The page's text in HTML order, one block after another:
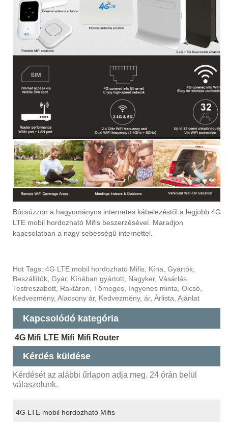
Búcsúzzon a hagyományos internetes kábelezéstől a legjobb 4G
LTE mobil hordozható Mifis beszerzésével. Maradjon
kapcsolatban a nagy sebességű internettel.
Hot Tags: 4G LTE mobil hordozható Mifis, Kína, Gyártók,
Beszállítók, Gyár, Kínában gyártott, Nagyker, Vásárlás,
Testreszabott, Raktáron, Tömeges, Ingyenes minta, Olcsó,
Kedvezmény, Alacsony ár, Kedvezmény, ár, Árlista, Ajánlat
Kapcsolódó kategória
4G Mifi LTE Mifi Mifi Router
Kérdés küldése
Kérdését az alábbi űrlapon adja meg. 24 órán belül
válaszolunk.